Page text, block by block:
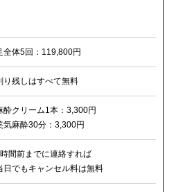
全体5回：119,800円
り残しはすべて無料
酔クリーム1本：3,300円
気麻酔30分：3,300円
間前までに連絡すれば
日でもキャンセル料は無料